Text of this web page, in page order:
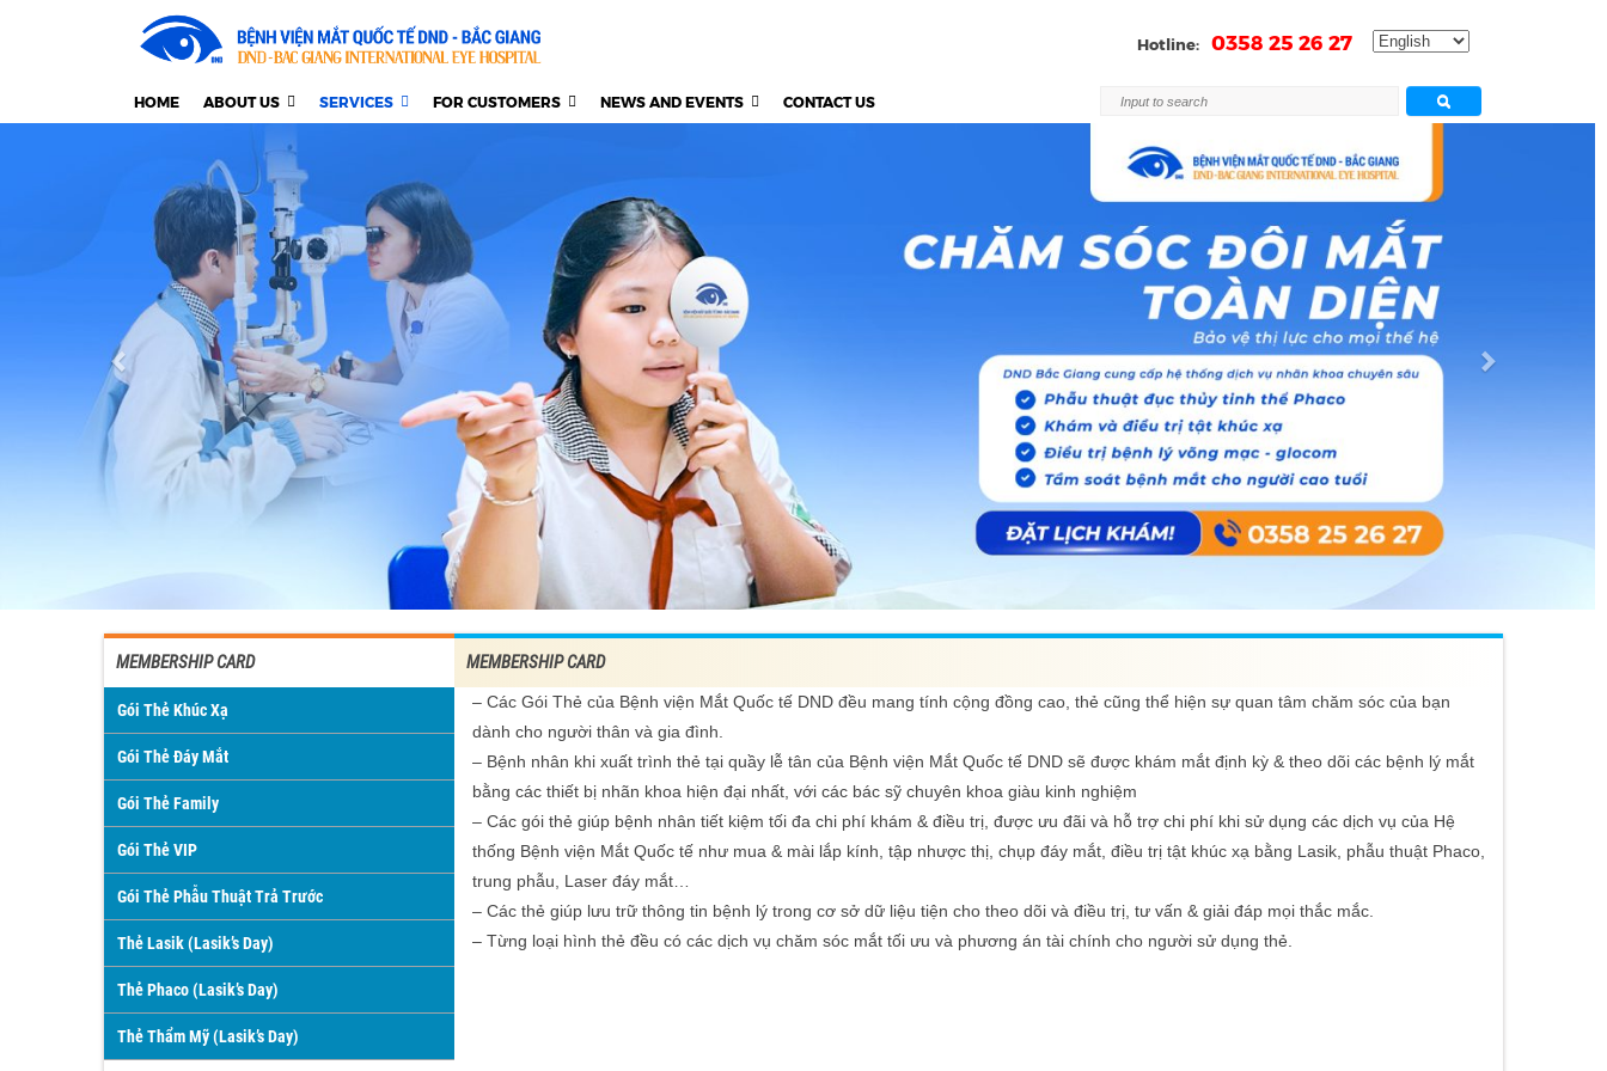
Hotline: 0358 25 26 27
HOME ABOUT US SERVICES FOR CUSTOMERS NEWS AND EVENTS CONTACT US
MEMBERSHIP CARD
Gói Thẻ Khúc Xạ
Gói Thẻ Đáy Mắt
Gói Thẻ Family
Gói Thẻ VIP
Gói Thẻ Phẫu Thuật Trả Trước
Thẻ Lasik (Lasik’s Day)
Thẻ Phaco (Lasik’s Day)
Thẻ Thẩm Mỹ (Lasik’s Day)
MEMBERSHIP CARD
– Các Gói Thẻ của Bệnh viện Mắt Quốc tế DND đều mang tính cộng đồng cao, thẻ cũng thể hiện sự quan tâm chăm sóc của bạn
dành cho người thân và gia đình.
– Bệnh nhân khi xuất trình thẻ tại quầy lễ tân của Bệnh viện Mắt Quốc tế DND sẽ được khám mắt định kỳ & theo dõi các bệnh lý mắt
bằng các thiết bị nhãn khoa hiện đại nhất, với các bác sỹ chuyên khoa giàu kinh nghiệm
– Các gói thẻ giúp bệnh nhân tiết kiệm tối đa chi phí khám & điều trị, được ưu đãi và hỗ trợ chi phí khi sử dụng các dịch vụ của Hệ
thống Bệnh viện Mắt Quốc tế như mua & mài lắp kính, tập nhược thị, chụp đáy mắt, điều trị tật khúc xạ bằng Lasik, phẫu thuật Phaco,
trung phẫu, Laser đáy mắt…
– Các thẻ giúp lưu trữ thông tin bệnh lý trong cơ sở dữ liệu tiện cho theo dõi và điều trị, tư vấn & giải đáp mọi thắc mắc.
– Từng loại hình thẻ đều có các dịch vụ chăm sóc mắt tối ưu và phương án tài chính cho người sử dụng thẻ.